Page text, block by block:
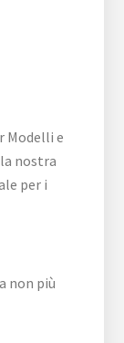
Modelli e
nostra
per i
non più